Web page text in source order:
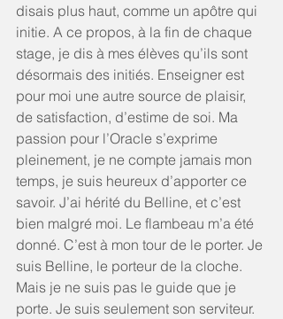
disais plus haut, comme un apôtre qui
initie. A ce propos, à la fin de chaque
stage, je dis à mes élèves qu’ils sont
désormais des initiés. Enseigner est
pour moi une autre source de plaisir,
de satisfaction, d’estime de soi. Ma
passion pour l’Oracle s’exprime
pleinement, je ne compte jamais mon
temps, je suis heureux d’apporter ce
savoir. J’ai hérité du Belline, et c’est
bien malgré moi. Le flambeau m’a été
donné. C’est à mon tour de le porter. Je
suis Belline, le porteur de la cloche.
Mais je ne suis pas le guide que je
porte. Je suis seulement son serviteur.